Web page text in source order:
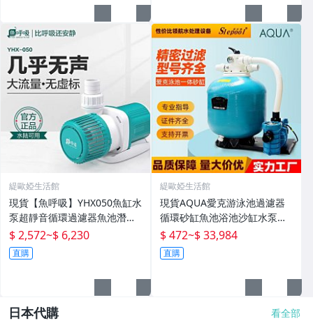
緹歐婭生活館
現貨【魚呼吸】YHX050魚缸水
泵超靜音循環過濾器魚池潛水
底吸變頻水陸
$ 2,572~$ 6,230
直購
緹歐婭生活館
現貨AQUA愛克游泳池過濾器
循環砂缸魚池浴池沙缸水泵一
體機水處理設備
$ 472~$ 33,984
直購
日本代購 看全部